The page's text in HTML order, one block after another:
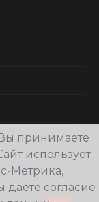
принимаете
использует
Метрика,
даете согласие